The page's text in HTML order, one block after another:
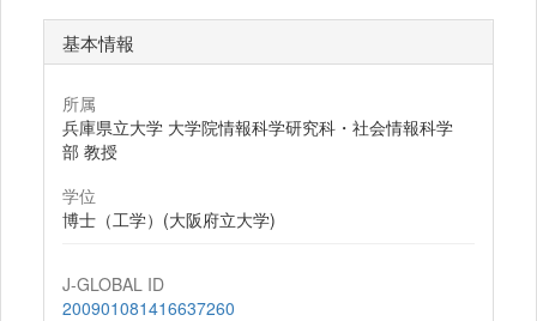
基本情報
所属
兵庫県立大学 大学院情報科学研究科・社会情報科学
部 教授
学位
博士（工学）(大阪府立大学)
J-GLOBAL ID
200901081416637260